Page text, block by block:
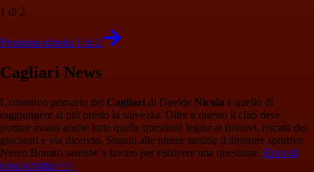
1 di 2
Prossima scheda 1 di 2
Cagliari News
L'obiettivo primario del Cagliari di Davide Nicola è quello di
raggiungere al più presto la salvezza. Oltre a questo il club deve
portare avanti anche tutte quelle questioni legate ai rinnovi, riscatti dei
giocatori e via dicendo. Stando alle ultime notizie il direttore sportivo
Nereo Bonato sarebbe a lavoro per risolvere una questione. Ecco di
cosa si tratta<<<